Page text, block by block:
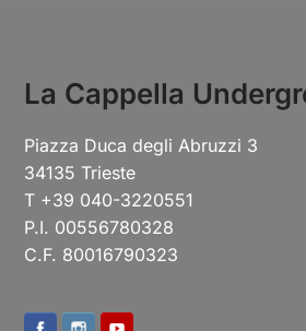
La Cappella
Piazza Duca degli Abruzzi 3
34135 Trieste
T +39 040-3220551
P.I. 00556780328
C.F. 80016790323